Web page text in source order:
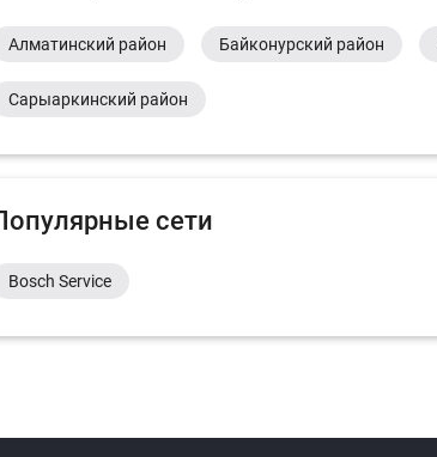
Алматинский район Байконурский район
Сарыаркинский район
сети
Bosch Service